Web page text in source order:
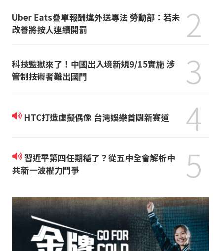
Uber Eats疊單報酬違外送專法 勞動部：若未
改善將按人連續開罰
2
科技監獄來了！中國出入境新規9/15實施 涉
管制技術者難出國門
3
HTC打造虛擬偶像 台灣娛樂首闢新賽道 4
習近平第四任期穩了？從五中全會解析中
共新一波權力鬥爭
5